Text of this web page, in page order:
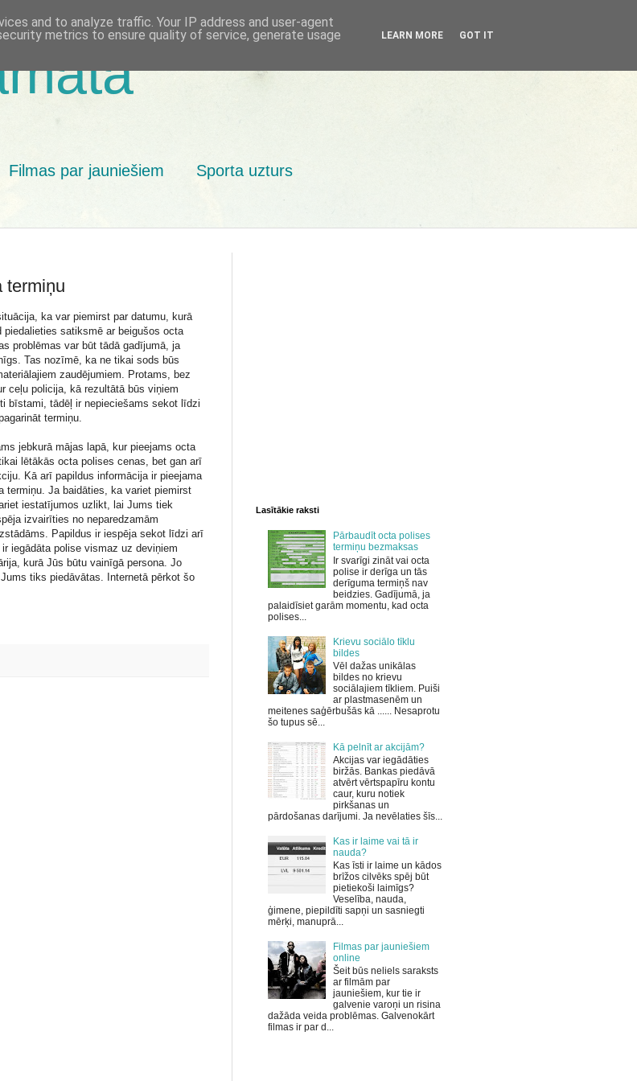
Filmas par jauniešiem Sporta uzturs
termiņu
ka var piemirst par datumu, kurā
satiksmē ar beigušos octa
problēmas var būt tādā gadījumā, ja
Tas nozīmē, ka ne tikai sods būs
zaudējumiem. Protams, bez
ceļu policija, kā rezultātā būs viņiem
bīstami, tādēļ ir nepieciešams sekot līdzi
termiņu.
jebkurā mājas lapā, kur pieejams octa
lētākās octa polises cenas, bet gan arī
Kā arī papildus informācija ir pieejama
termiņu. Ja baidāties, ka variet piemirst
iestatījumos uzlikt, lai Jums tiek
izvairīties no neparedzamām
Papildus ir iespēja sekot līdzi arī
iegādāta polise vismaz uz deviņiem
kurā Jūs būtu vainīgā persona. Jo
tiks piedāvātas. Internetā pērkot šo
Lasītākie raksti
Pārbaudīt octa polises
termiņu bezmaksas
Ir svarīgi zināt vai octa
polise ir derīga un tās
derīguma termiņš nav
beidzies. Gadījumā, ja
palaidīsiet garām momentu, kad octa
polises...
Krievu sociālo tīklu
bildes
Vēl dažas unikālas
bildes no krievu
sociālajiem tīkliem. Puiši
ar plastmasenēm un
meitenes saģērbušās kā ...... Nesaprotu
šo tupus sē...
Kā pelnīt ar akcijām?
Akcijas var iegādāties
biržās. Bankas piedāvā
atvērt vērtspapīru kontu
caur, kuru notiek
pirkšanas un
pārdošanas darījumi. Ja nevēlaties šīs...
Kas ir laime vai tā ir
nauda?
Kas īsti ir laime un kādos
brīžos cilvēks spēj būt
pietiekoši laimīgs?
Veselība, nauda,
ģimene, piepildīti sapņi un sasniegti
mērķi, manuprā...
Filmas par jauniešiem
online
Šeit būs neliels saraksts
ar filmām par
jauniešiem, kur tie ir
galvenie varoņi un risina
dažāda veida problēmas. Galvenokārt
filmas ir par d...
and to analyze traffic. Your IP address and user-agent
metrics to ensure quality of service, generate usage
LEARN MORE GOT IT